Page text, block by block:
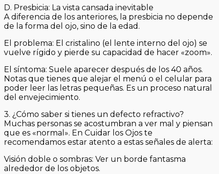
D. Presbicia: La vista cansada inevitable
A diferencia de los anteriores, la presbicia no depende
de la forma del ojo, sino de la edad.
El problema: El cristalino (el lente interno del ojo) se
vuelve rígido y pierde su capacidad de hacer «zoom».
El síntoma: Suele aparecer después de los 40 años.
Notas que tienes que alejar el menú o el celular para
poder leer las letras pequeñas. Es un proceso natural
del envejecimiento.
3. ¿Cómo saber si tienes un defecto refractivo?
Muchas personas se acostumbran a ver mal y piensan
que es «normal». En Cuidar los Ojos te
recomendamos estar atento a estas señales de alerta:
Visión doble o sombras: Ver un borde fantasma
alrededor de los objetos.